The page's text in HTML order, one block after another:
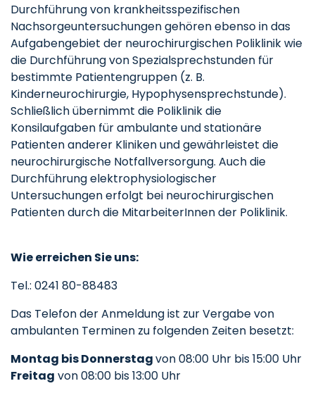
Durchführung von krankheitsspezifischen
Nachsorgeuntersuchungen gehören ebenso in das
Aufgabengebiet der neurochirurgischen Poliklinik wie
die Durchführung von Spezialsprechstunden für
bestimmte Patientengruppen (z. B.
Kinderneurochirurgie, Hypophysensprechstunde).
Schließlich übernimmt die Poliklinik die
Konsilaufgaben für ambulante und stationäre
Patienten anderer Kliniken und gewährleistet die
neurochirurgische Notfallversorgung. Auch die
Durchführung elektrophysiologischer
Untersuchungen erfolgt bei neurochirurgischen
Patienten durch die MitarbeiterInnen der Poliklinik.
Wie erreichen Sie uns:
Tel.: 0241 80-88483
Das Telefon der Anmeldung ist zur Vergabe von
ambulanten Terminen zu folgenden Zeiten besetzt:
Montag bis Donnerstagvon 08:00 Uhr bis 15:00 Uhr
Freitag von 08:00 bis 13:00 Uhr